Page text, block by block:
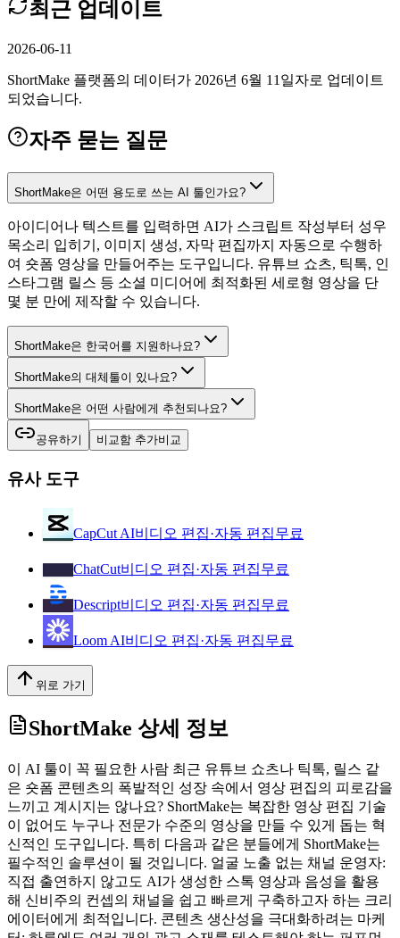
최근 업데이트
2026-06-11
ShortMake 플랫폼의 데이터가 2026년 6월 11일자로 업데이트
되었습니다.
자주 묻는 질문
ShortMake은 어떤 용도로 쓰는 AI 툴인가요?
아이디어나 텍스트를 입력하면 AI가 스크립트 작성부터 성우
목소리 입히기, 이미지 생성, 자막 편집까지 자동으로 수행하
여 숏폼 영상을 만들어주는 도구입니다. 유튜브 쇼츠, 틱톡, 인
스타그램 릴스 등 소셜 미디어에 최적화된 세로형 영상을 단
몇 분 만에 제작할 수 있습니다.
ShortMake은 한국어를 지원하나요?
ShortMake의 대체툴이 있나요?
ShortMake은 어떤 사람에게 추천되나요?
공유하기 비교함 추가비교
유사 도구
CapCut AI비디오 편집·자동 편집무료
ChatCut비디오 편집·자동 편집무료
Descript비디오 편집·자동 편집무료
Loom AI비디오 편집·자동 편집무료
위로 가기
ShortMake 상세 정보
이 AI 툴이 꼭 필요한 사람 최근 유튜브 쇼츠나 틱톡, 릴스 같
은 숏폼 콘텐츠의 폭발적인 성장 속에서 영상 편집의 피로감을
느끼고 계시지는 않나요? ShortMake는 복잡한 영상 편집 기술
이 없어도 누구나 전문가 수준의 영상을 만들 수 있게 돕는 혁
신적인 도구입니다. 특히 다음과 같은 분들에게 ShortMake는
필수적인 솔루션이 될 것입니다. 얼굴 노출 없는 채널 운영자:
직접 출연하지 않고도 AI가 생성한 스톡 영상과 음성을 활용
해 신비주의 컨셉의 채널을 쉽고 빠르게 구축하고자 하는 크리
에이터에게 최적입니다. 콘텐츠 생산성을 극대화하려는 마케